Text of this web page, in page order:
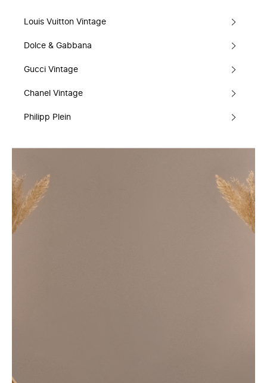
Louis Vuitton Vintage
Dolce & Gabbana
Gucci Vintage
Chanel Vintage
Philipp Plein